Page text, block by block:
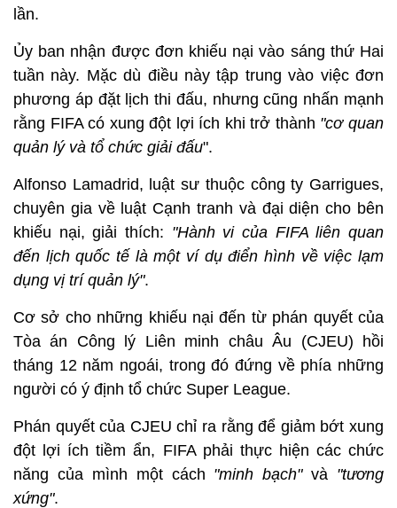
lần.
Ủy ban nhận được đơn khiếu nại vào sáng thứ Hai
tuần này. Mặc dù điều này tập trung vào việc đơn
phương áp đặt lịch thi đấu, nhưng cũng nhấn mạnh
rằng FIFA có xung đột lợi ích khi trở thành "cơ quan
quản lý và tổ chức giải đấu".
Alfonso Lamadrid, luật sư thuộc công ty Garrigues,
chuyên gia về luật Cạnh tranh và đại diện cho bên
khiếu nại, giải thích: "Hành vi của FIFA liên quan
đến lịch quốc tế là một ví dụ điển hình về việc lạm
dụng vị trí quản lý".
Cơ sở cho những khiếu nại đến từ phán quyết của
Tòa án Công lý Liên minh châu Âu (CJEU) hồi
tháng 12 năm ngoái, trong đó đứng về phía những
người có ý định tổ chức Super League.
Phán quyết của CJEU chỉ ra rằng để giảm bớt xung
đột lợi ích tiềm ẩn, FIFA phải thực hiện các chức
năng của mình một cách "minh bạch"và "tương
xứng".